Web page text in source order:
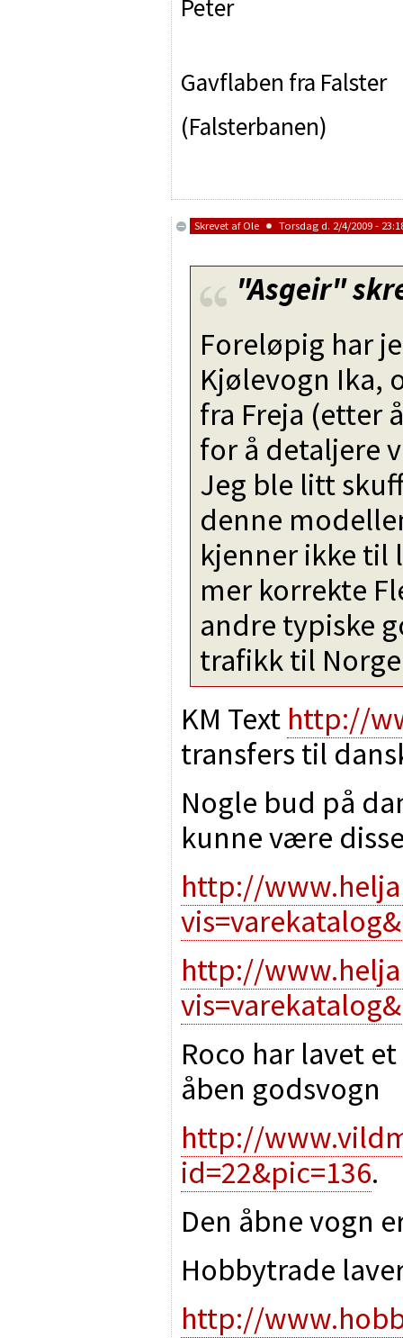
Peter
Gavflaben fra Falster
(Falsterbanen)
Skrevet af Ole Torsdag d. 2/4/2009 -
"Asgeir"
Foreløpig har
Kjølevogn Ika,
fra Freja (etter
for å detaljere
Jeg ble litt
denne
kjenner ikke til
mer korrekte
andre typiske
trafikk til
KM Text http://
transfers til
Nogle bud på
kunne være
http://
http://
Roco har lavet
åben godsvogn
http://
id=22&pic=136.
Den åbne vogn
Hobbytrade
http://